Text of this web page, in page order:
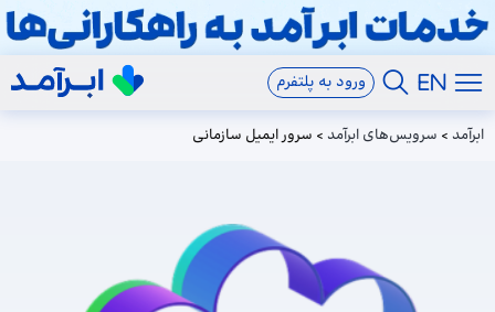
ورود به پلتفرم
ابرآمد > سرویس‌های ابرآمد > سرور ایمیل سازمانی